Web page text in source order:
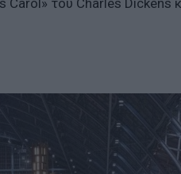
του Charles Dickens